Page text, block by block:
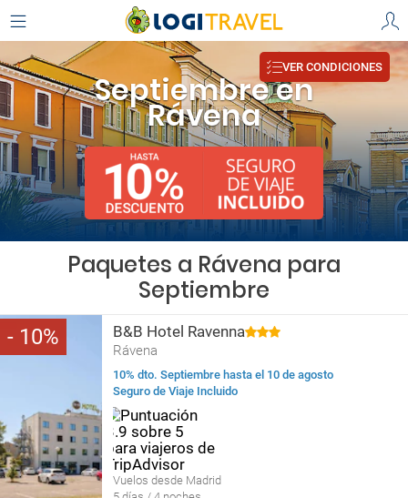
Septiembre en
Rávena
VER CONDICIONES
Paquetes a Rávena para
Septiembre
10 B&B Hotel Ravenna
Rávena
10% dto. Septiembre hasta el 10 de agosto
Seguro de Viaje Incluido
Vuelos desde Madrid